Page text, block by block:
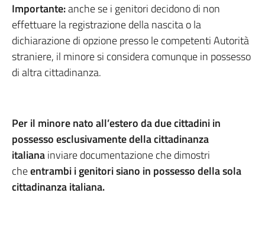
Importante:anche se i genitori decidono di non
effettuare la registrazione della nascita o la
dichiarazione di opzione presso le competenti Autorità
straniere, il minore si considera comunque in possesso
di altra cittadinanza.
Per il minore nato all’estero da due cittadini in
possesso esclusivamente della cittadinanza
italianainviare documentazione che dimostri
cheentrambi i genitori siano in possesso della sola
cittadinanza italiana.